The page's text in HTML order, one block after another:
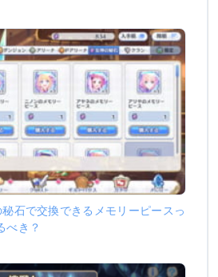
秘石で交換できるメモリーピースっ
べき？